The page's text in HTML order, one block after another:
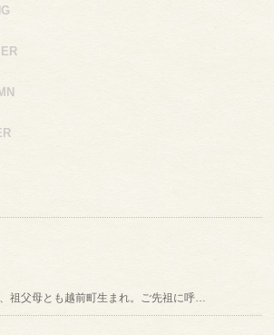
祖父母とも越前町生まれ。ご先祖に呼…